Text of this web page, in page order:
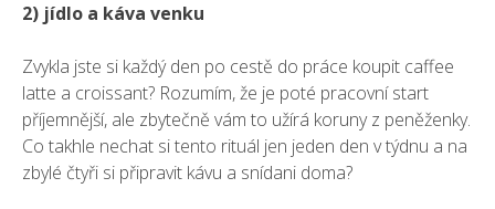
2) jídlo a káva venku
Zvykla jste si každý den po cestě do práce koupit caffee
latte a croissant? Rozumím, že je poté pracovní start
příjemnější, ale zbytečně vám to užírá koruny z peněženky.
Co takhle nechat si tento rituál jen jeden den v týdnu a na
zbylé čtyři si připravit kávu a snídani doma?